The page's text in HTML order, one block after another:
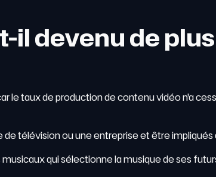
il devenu de
le taux de production de contenu vidéo n'a
télévision ou une entreprise et être impliqués
qui sélectionne la musique de ses